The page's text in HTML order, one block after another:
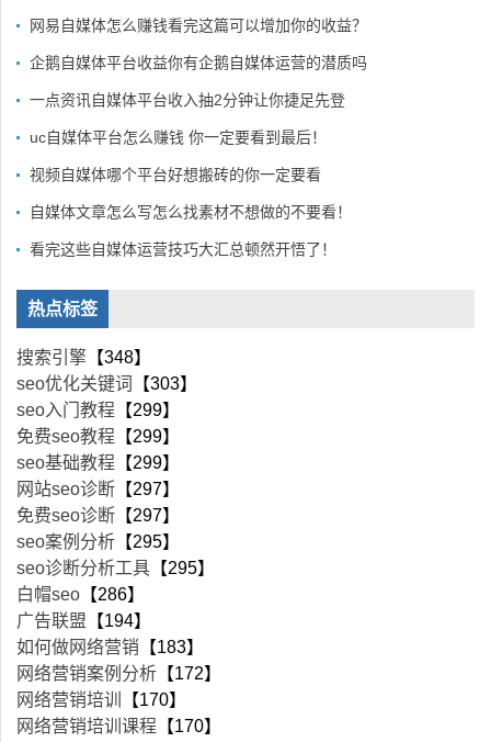
网易自媒体怎么赚钱看完这篇可以增加你的收益？
企鹅自媒体平台收益你有企鹅自媒体运营的潜质吗
一点资讯自媒体平台收入抽2分钟让你捷足先登
uc自媒体平台怎么赚钱 你一定要看到最后！
视频自媒体哪个平台好想搬砖的你一定要看
自媒体文章怎么写怎么找素材不想做的不要看！
看完这些自媒体运营技巧大汇总顿然开悟了！
热点标签
搜索引擎 【348】
seo优化关键词
【303】
seo入门教程 【299】
免费seo教程 【299】
seo基础教程 【299】
网站seo诊断 【297】
免费seo诊断 【297】
seo案例分析 【295】
seo诊断分析工具 【295】
白帽seo 【286】
广告联盟 【194】
如何做网络营销 【183】
网络营销案例分析 【172】
网络营销培训
【170】
网络营销培训课程 【170】